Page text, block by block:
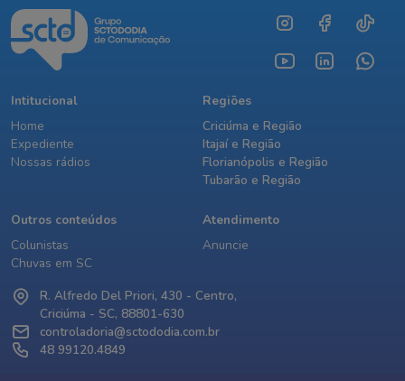
Intitucional
Home
Expediente
Nossas rádios
Regiões
Criciúma e Região
Itajaí e Região
Florianópolis e Região
Tubarão e Região
Outros conteúdos
Colunistas
Chuvas em SC
Atendimento
Anuncie
R. Alfredo Del Priori, 430 - Centro,
Criciúma - SC, 88801-630
controladoria@sctododia.com.br
48 99120.4849